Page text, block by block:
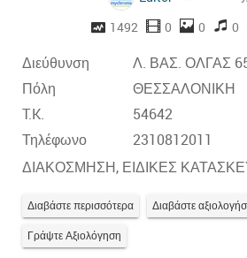
1492
0 0 0
Διεύθυνση
Λ. ΒΑΣ. ΟΛΓΑΣ
Πόλη
ΘΕΣΣΑΛΟΝΙΚΗ
T.K.
54642
Τηλέφωνο
2310812011
ΔΙΑΚΟΣΜΗΣΗ, ΕΙΔΙΚΕΣ
Διαβάστε περισσότερα Διαβάστε
Γράψτε Αξιολόγηση